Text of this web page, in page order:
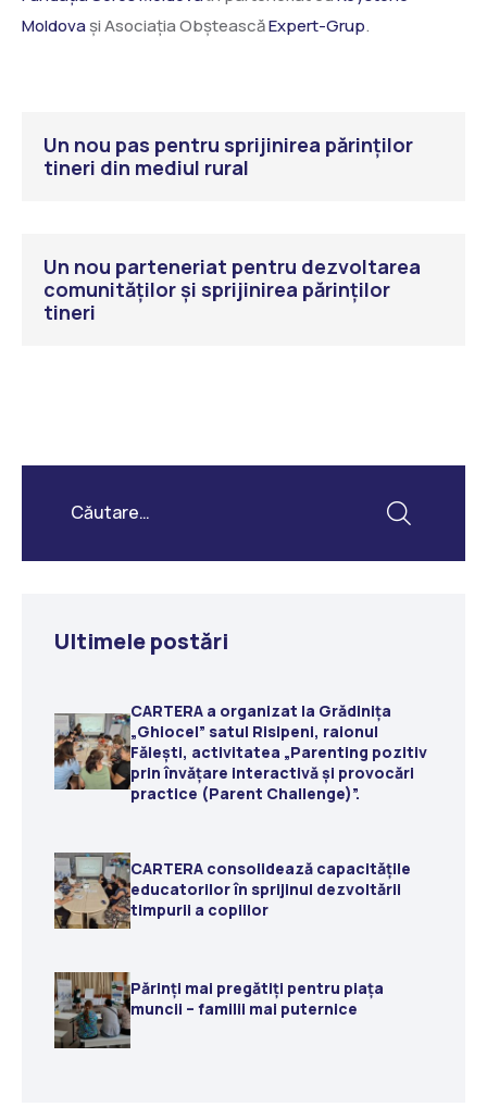
Moldovași Asociația ObșteascăExpert-Grup.
Un nou pas pentru sprijinirea părinților
tineri din mediul rural
Un nou parteneriat pentru dezvoltarea
comunităților și sprijinirea părinților
tineri
Ultimele postări
CARTERA a organizat la Grădiniţa
„Ghiocel” satul Risipeni, raionul
Fălești, activitatea „Parenting pozitiv
prin învățare interactivă și provocări
practice (Parent Challenge)”.
CARTERA consolidează capacitățile
educatorilor în sprijinul dezvoltării
timpurii a copiilor
Părinți mai pregătiți pentru piața
muncii – familii mai puternice